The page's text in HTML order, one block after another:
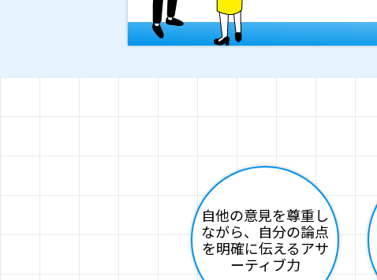
自他の意見を尊重し
ながら、自分の論点
を明確に伝えるアサ
ーティブ力